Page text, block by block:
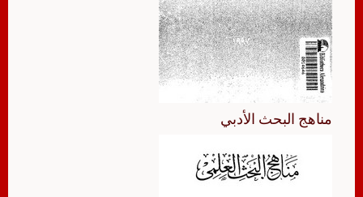
مناهج البحث الأدبي